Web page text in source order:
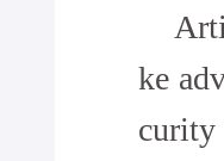
ke
curity